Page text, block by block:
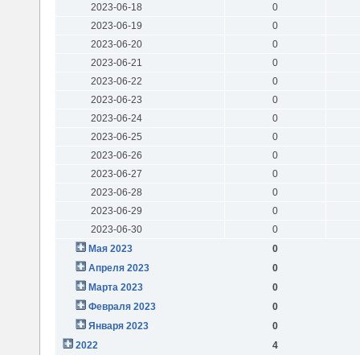
2023-06-18
0
2023-06-19
0
2023-06-20
0
2023-06-21
0
2023-06-22
0
2023-06-23
0
2023-06-24
0
2023-06-25
0
2023-06-26
0
2023-06-27
0
2023-06-28
0
2023-06-29
0
2023-06-30
0
Мая 2023
0
Апреля 2023
0
Марта 2023
0
Февраля 2023
0
Января 2023
0
2022
4